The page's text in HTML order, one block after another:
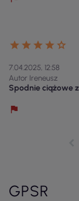
7.04.2025, 12:58
Autor Ireneusz
Spodnie ciążowe
GPSR